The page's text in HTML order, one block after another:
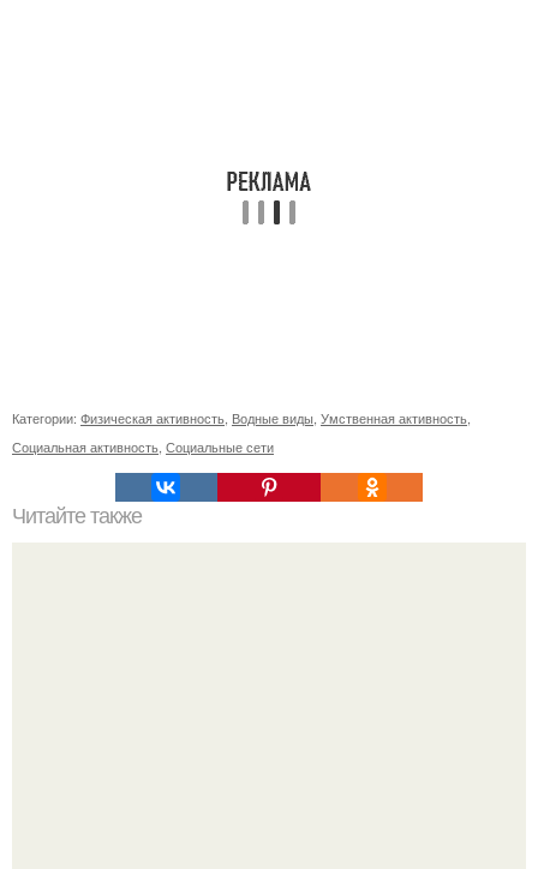
Категории: Физическая активность Водные виды Умственная активность
Социальная активность Социальные сети
Читайте также